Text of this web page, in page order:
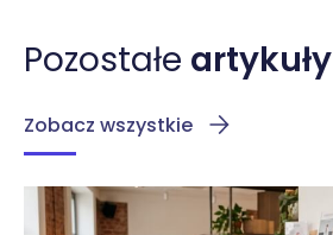
Pozostałe artykuły
Zobacz wszystkie